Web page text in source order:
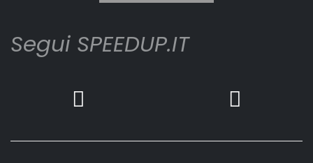
Segui SPEEDUP.IT